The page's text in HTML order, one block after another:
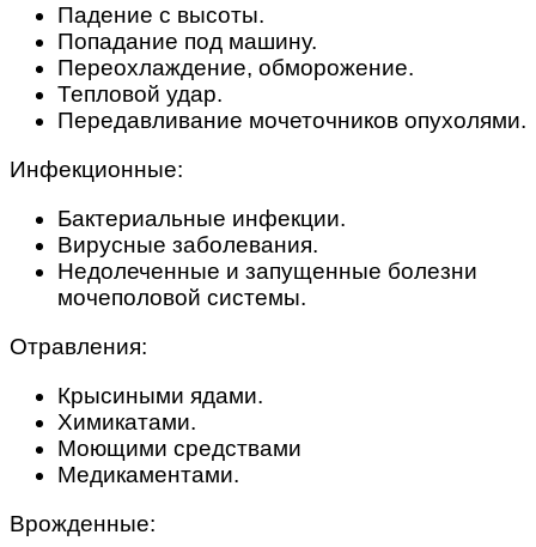
Падение с высоты.
Попадание под машину.
Переохлаждение, обморожение.
Тепловой удар.
Передавливание мочеточников опухолями.
Инфекционные:
Бактериальные инфекции.
Вирусные заболевания.
Недолеченные и запущенные болезни
мочеполовой системы.
Отравления:
Крысиными ядами.
Химикатами.
Моющими средствами
Медикаментами.
Врожденные: